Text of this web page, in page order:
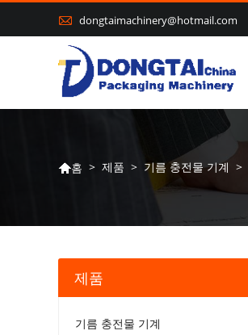
 dongtaimachinery@hotmail.com
홈 > 제품 > 기름 충전물 기계 >
제품
기름 충전물 기계